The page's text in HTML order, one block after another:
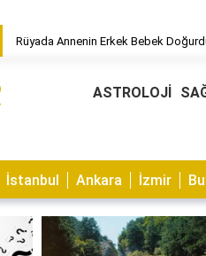
Rüyada Annenin Erkek Bebek
ASTROLOJİ
İstanbul Ankara İzmir